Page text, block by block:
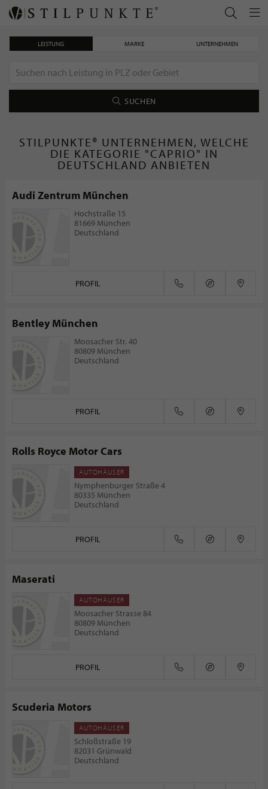
LEISTUNG MARKE UNTERNEHMEN
SUCHEN
STILPUNKTE® UNTERNEHMEN, WELCHE
DIE KATEGORIE "CAPRIO" IN
DEUTSCHLAND ANBIETEN
Audi Zentrum München
Hochstraße 15
81669 München
Deutschland
PROFIL
Bentley München
Moosacher Str. 40
80809 München
Deutschland
PROFIL
Rolls Royce Motor Cars
AUTOHÄUSER
Nymphenburger Straße 4
80335 München
Deutschland
PROFIL
Maserati
AUTOHÄUSER
Moosacher Strasse 84
80809 München
Deutschland
PROFIL
Scuderia Motors
AUTOHÄUSER
Schloßstraße 19
82031 Grünwald
Deutschland